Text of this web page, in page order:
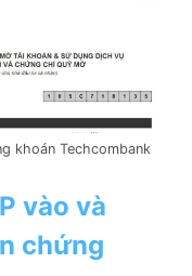
khoán Techcombank
vào và
chứng